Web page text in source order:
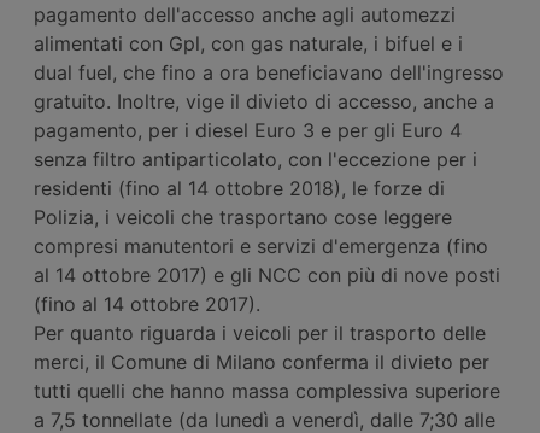
pagamento dell'accesso anche agli automezzi
alimentati con Gpl, con gas naturale, i bifuel e i
dual fuel, che fino a ora beneficiavano dell'ingresso
gratuito. Inoltre, vige il divieto di accesso, anche a
pagamento, per i diesel Euro 3 e per gli Euro 4
senza filtro antiparticolato, con l'eccezione per i
residenti (fino al 14 ottobre 2018), le forze di
Polizia, i veicoli che trasportano cose leggere
compresi manutentori e servizi d'emergenza (fino
al 14 ottobre 2017) e gli NCC con più di nove posti
(fino al 14 ottobre 2017).
Per quanto riguarda i veicoli per il trasporto delle
merci, il Comune di Milano conferma il divieto per
tutti quelli che hanno massa complessiva superiore
a 7,5 tonnellate (da lunedì a venerdì, dalle 7;30 alle